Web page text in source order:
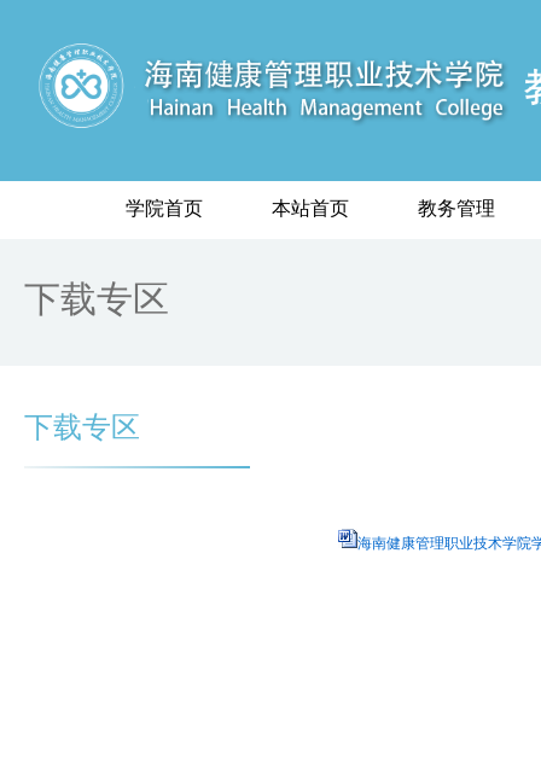
学院首页 本站首页 教务管理
下载专区
下载专区
海南健康管理职业技术学院